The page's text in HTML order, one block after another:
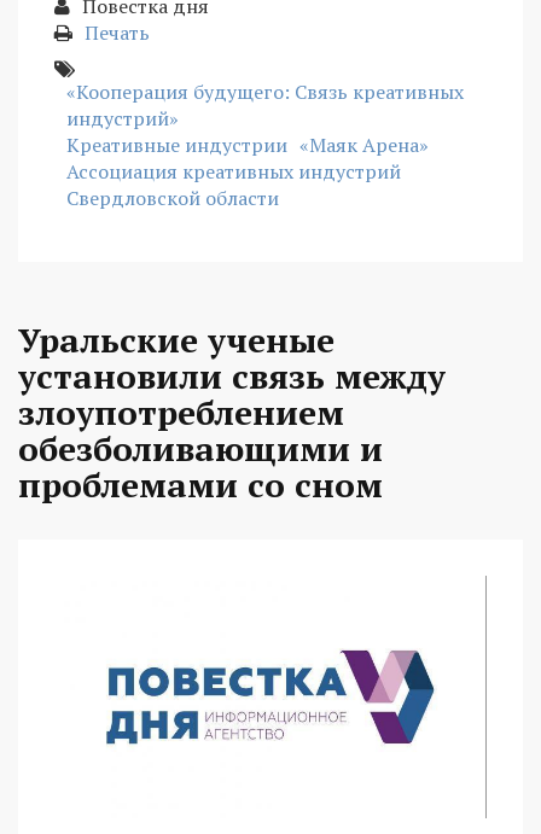
Повестка дня
Печать
«Кооперация будущего: Связь креативных
индустрий»
Креативные индустрии «Маяк Арена»
Ассоциация креативных индустрий
Свердловской области
Уральские ученые
установили связь между
злоупотреблением
обезболивающими и
проблемами со сном